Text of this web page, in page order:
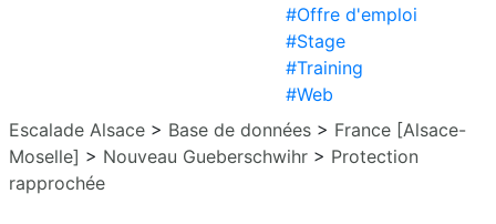
#Offre d'emploi
#Stage
#Training
#Web
Escalade Alsace > Base de données > France [Alsace-
Moselle] > Nouveau Gueberschwihr > Protection
rapprochée